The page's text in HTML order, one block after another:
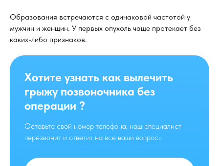
Образования встречаются с одинаковой частотой у
мужчин и женщин. У первых опухоль чаще протекает без
каких-либо признаков.
Хотите узнать как вылечить
грыжу позвоночника без
операции ?
Оставьте свой номер телефона, наш специалист
перезвонит и ответит на все ваши вопросы